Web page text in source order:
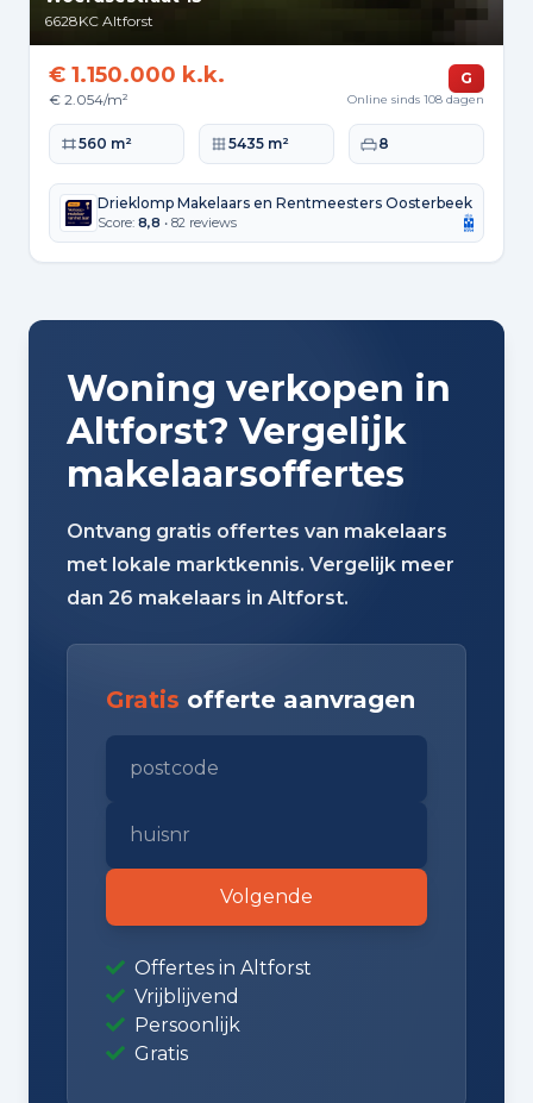
6628KC Altforst
€ 1.150.000 k.k.
€ 2.054/m²
G
Online sinds 108 dagen
Woonoppervlakte
560 m² Perceeloppervlakte
5435 m² Slaapkamers
8
Drieklomp Makelaars en Rentmeesters Oosterbeek
Score: 8,8 • 82 reviews
Woning verkopen in
Altforst? Vergelijk
makelaarsoffertes
Ontvang gratis offertes van makelaars
met lokale marktkennis. Vergelijk meer
dan 26 makelaars in Altforst.
Gratis offerte aanvragen
Volgende
Offertes in Altforst
Vrijblijvend
Persoonlijk
Gratis